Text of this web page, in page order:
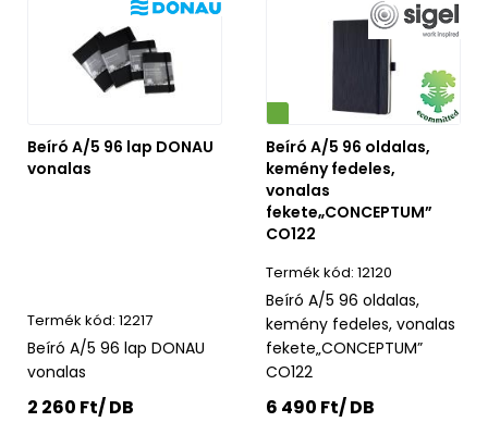
Beíró A/5 96 lap DONAU
vonalas
12217
Beíró A/5 96 lap DONAU
vonalas
2 260 Ft/ DB
Beíró A/5 96 oldalas,
kemény fedeles,
vonalas
fekete„CONCEPTUM”
CO122
12120
Beíró A/5 96 oldalas,
kemény fedeles, vonalas
fekete„CONCEPTUM”
CO122
6 490 Ft/ DB